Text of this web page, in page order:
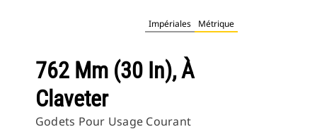
Impériales Métrique
762 Mm (30 In), À
Claveter
Godets Pour Usage Courant